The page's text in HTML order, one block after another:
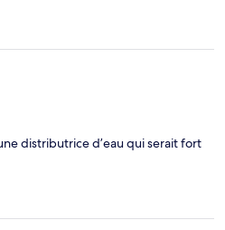
distributrice d’eau qui serait fort